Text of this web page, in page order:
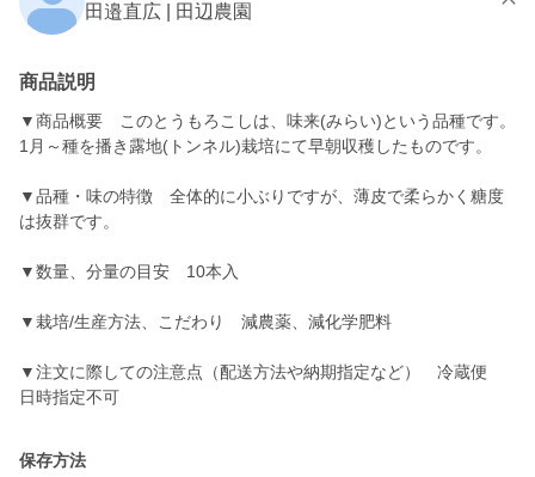
田邉直広 | 田辺農園
商品説明
▼商品概要 このとうもろこしは、味来(みらい)という品種です。
1月～種を播き露地(トンネル)栽培にて早朝収穫したものです。
▼品種・味の特徴 全体的に小ぶりですが、薄皮で柔らかく糖度
は抜群です。
▼数量、分量の目安 10本入
▼栽培/生産方法、こだわり 減農薬、減化学肥料
▼注文に際しての注意点（配送方法や納期指定など） 冷蔵便
日時指定不可
保存方法